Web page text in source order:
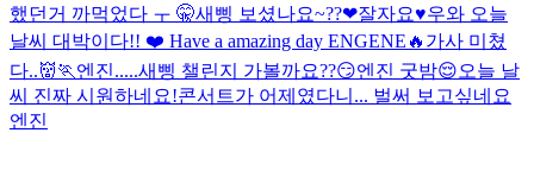
했던거 까먹었다 ㅜ 🤫새삥 보셨나요~??❤︎잘자요♥️우와 오늘
날씨 대박이다!! ❤️ Have a amazing day ENGENE🔥 가사 미쳤
다..👹🏃 엔진.....새삥 챌린지 가볼까요??😏엔진 굿밤😌오늘 날
씨 진짜 시원하네요!콘서트가 어제였다니... 벌써 보고싶네요
엔진